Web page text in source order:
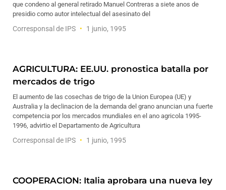
que condeno al general retirado Manuel Contreras a siete anos de
presidio como autor intelectual del asesinato del
Corresponsal de IPS 1 junio, 1995
AGRICULTURA: EE.UU. pronostica batalla por
mercados de trigo
El aumento de las cosechas de trigo de la Union Europea (UE) y
Australia y la declinacion de la demanda del grano anuncian una fuerte
competencia por los mercados mundiales en el ano agricola 1995-
1996, advirtio el Departamento de Agricultura
Corresponsal de IPS 1 junio, 1995
COOPERACION: Italia aprobara una nueva ley